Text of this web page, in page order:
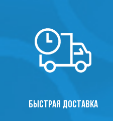
БЫСТРАЯ ДОСТАВКА